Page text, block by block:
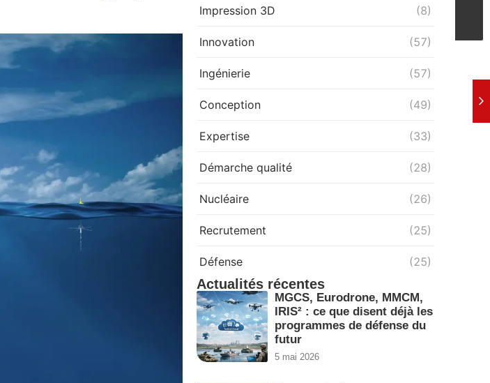
Impression 3D (8)
Innovation (57)
Ingénierie (57)
Conception (49)
Expertise (33)
Démarche qualité (28)
Nucléaire (26)
Recrutement (25)
Défense (25)
Actualités récentes
MGCS, Eurodrone, MMCM,
IRIS² : ce que disent déjà les
programmes de défense du
futur
5 mai 2026